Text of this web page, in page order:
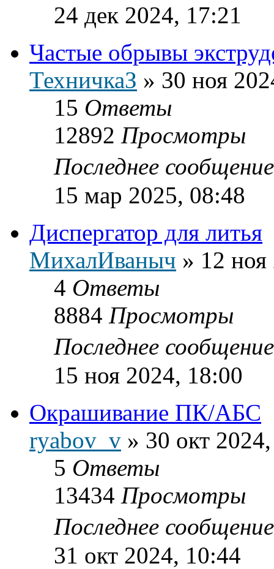
24 дек 2024, 17:21
Частые обрывы
ТехничкаЗ » 30 ноя
15 Ответы
12892 Просмотры
Последнее
15 мар 2025, 08:48
Диспергатор для литья
МихалИваныч » 12
4 Ответы
8884 Просмотры
Последнее
15 ноя 2024, 18:00
Окрашивание ПК/АБС
ryabov_v » 30 окт
5 Ответы
13434 Просмотры
Последнее
31 окт 2024, 10:44